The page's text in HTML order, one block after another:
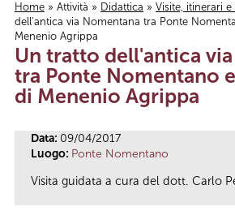
Tu sei qui
Home » Attività » Didattica » Visite, itinerari
dell'antica via Nomentana tra Ponte
Menenio Agrippa
Un tratto dell'antica
tra Ponte Nomentano
di Menenio Agrippa
Data: 09/04/2017
Luogo: Ponte Nomentano
Visita guidata a cura del dott. Carlo